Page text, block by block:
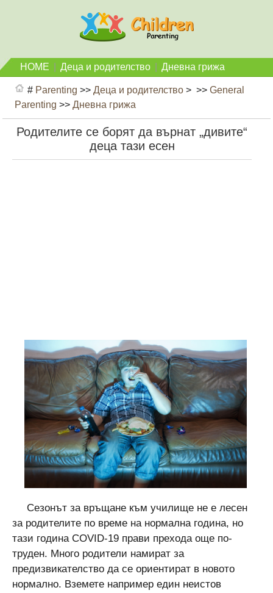
HOME Деца и родителство Дневна грижа
# Parenting >>Деца и родителство > >>General
Parenting >>Дневна грижа
Родителите се борят да върнат „дивите“
деца тази есен
Сезонът за връщане към училище не е лесен
за родителите по време на нормална година, но
тази година COVID-19 прави прехода още по-
труден. Много родители намират за
предизвикателство да се ориентират в новото
нормално. Вземете например един неистов